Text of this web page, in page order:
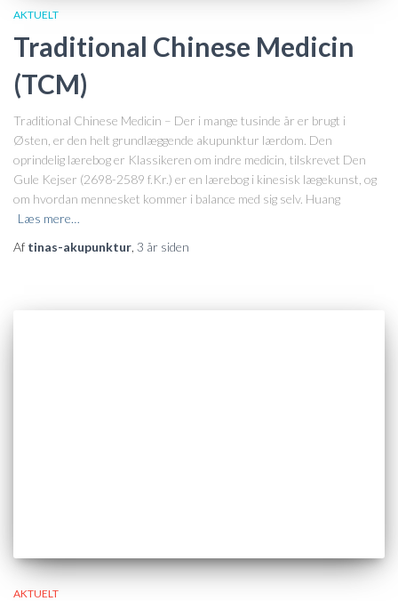
AKTUELT
Traditional Chinese Medicin
(TCM)
Traditional Chinese Medicin – Der i mange tusinde år er brugt i
Østen, er den helt grundlæggende akupunktur lærdom. Den
oprindelig lærebog er Klassikeren om indre medicin, tilskrevet Den
Gule Kejser (2698-2589 f.Kr.) er en lærebog i kinesisk lægekunst, og
om hvordan mennesket kommer i balance med sig selv. Huang
Læs mere…
Af tinas-akupunktur 3 år siden
AKTUELT